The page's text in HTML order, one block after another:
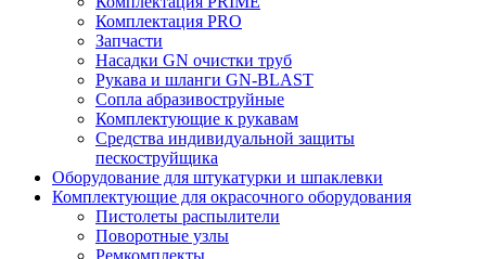
Комплектация PRO
Запчасти
Насадки GN очистки труб
Рукава и шланги GN-BLAST
Сопла абразивоструйные
Комплектующие к рукавам
Средства индивидуальной защиты
пескоструйщика
Оборудование для штукатурки и шпаклевки
Комплектующие для окрасочного оборудования
Пистолеты распылители
Поворотные узлы
Ремкомплекты